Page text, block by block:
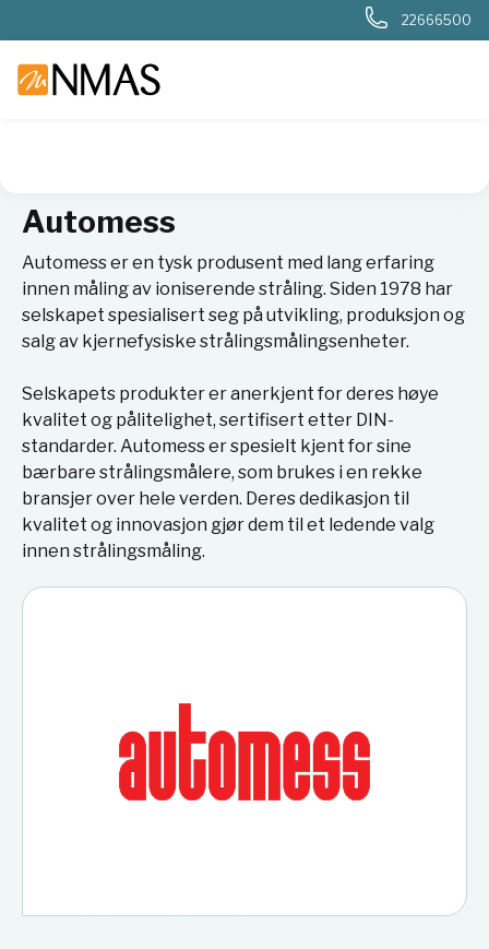
22666500
Automess
Automess er en tysk produsent med lang erfaring
innen måling av ioniserende stråling. Siden 1978 har
selskapet spesialisert seg på utvikling, produksjon og
salg av kjernefysiske strålingsmålingsenheter.
Selskapets produkter er anerkjent for deres høye
kvalitet og pålitelighet, sertifisert etter DIN-
standarder. Automess er spesielt kjent for sine
bærbare strålingsmålere, som brukes i en rekke
bransjer over hele verden. Deres dedikasjon til
kvalitet og innovasjon gjør dem til et ledende valg
innen strålingsmåling.